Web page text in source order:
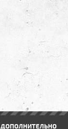
ДОПОЛНИТЕЛЬНО